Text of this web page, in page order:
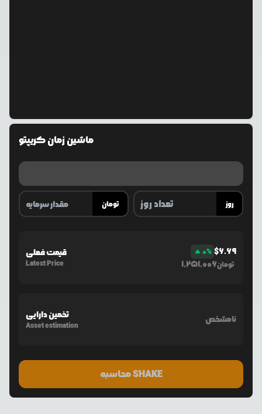
ماشین زمان کریپتو
تومان روز
قیمت فعلی
Latest Price
0% $6.69
1,251,006تومان
تخمین دارایی
Asset estimation
نامشخص
محاسبه SHAKE